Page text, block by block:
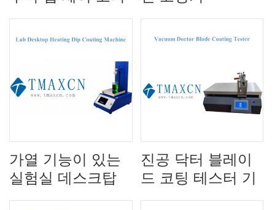
가열 기능이 있는
실험실 데스크탑
딥 코팅기
진공 닥터 블레이
드 코팅 테스터 기
계